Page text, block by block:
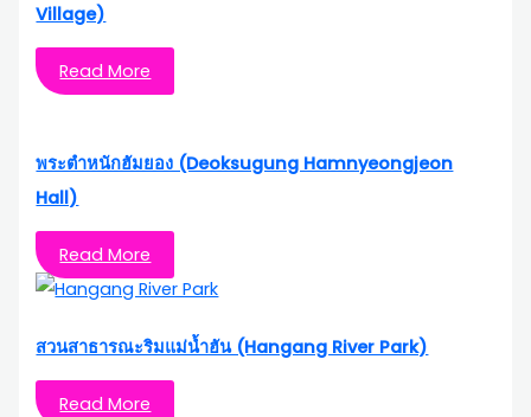
Village)
Read More
พระตำหนักฮัมยอง (Deoksugung Hamnyeongjeon
Hall)
Read More
สวนสาธารณะริมแม่น้ำฮัน (Hangang River Park)
Read More